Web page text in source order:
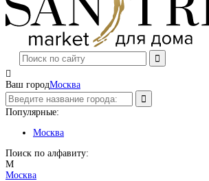

Ваш городМосква
Популярные:
Москва
Поиск по алфавиту:
М
Москва